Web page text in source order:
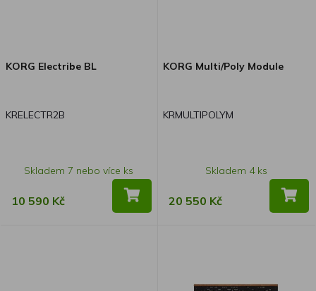
KORG Electribe BL
KRELECTR2B
Skladem 7 nebo více ks
10 590 Kč
KORG Multi/Poly Module
KRMULTIPOLYM
Skladem 4 ks
20 550 Kč